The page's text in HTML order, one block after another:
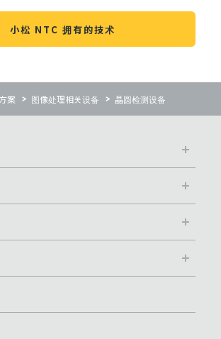
小松 NTC 拥有的技术
案 图像处理相关设备 晶圆检测设备